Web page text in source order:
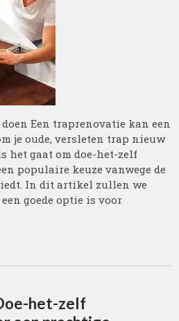
Een traprenovatie kan een
je oude, versleten trap nieuw
het gaat om doe-het-zelf
populaire keuze vanwege de
In dit artikel zullen we
goede optie is voor
het-zelf